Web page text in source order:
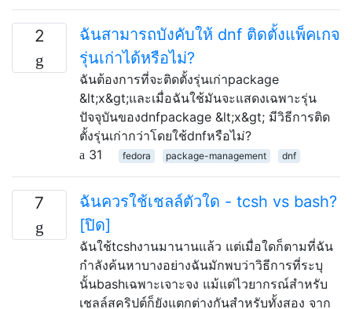
2
ฉันสามารถบังคับให้ dnf ติดตั้งแพ็คเกจ
รุ่นเก่าได้หรือไม่?
ฉันต้องการที่จะติดตั้งรุ่นเก่าpackage
&lt;x&gt;และเมื่อฉันใช้มันจะแสดงเฉพาะรุ่น
ปัจจุบันของdnfpackage &lt;x&gt; มีวิธีการติด
ตั้งรุ่นเก่ากว่าโดยใช้dnfหรือไม่?
31
fedora package-management dnf
7
ฉันควรใช้เชลล์ตัวใด - tcsh vs bash?
[ปิด]
ฉันใช้tcshงานมานานแล้ว แต่เมื่อใดก็ตามที่ฉัน
กำลังค้นหาบางอย่างฉันมักพบว่าวิธีการที่ระบุ
นั้นbashเฉพาะเจาะจง แม้แต่ไวยากรณ์สำหรับ
เชลล์สคริปต์ก็ยังแตกต่างกันสำหรับทั้งสอง จาก